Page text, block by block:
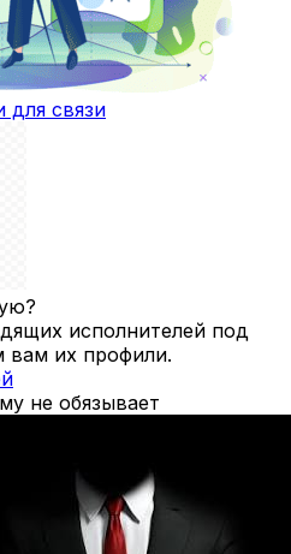
для связи
исполнителей под
вам их профили.
не обязывает